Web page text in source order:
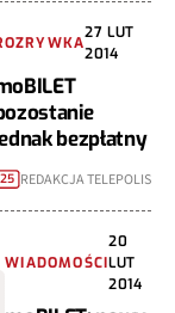
27 LUT
2014
bezpłatny
25 REDAKCJA TELEPOLIS
WIADOMOŚCI
20
LUT
2014